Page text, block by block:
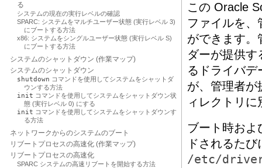
る
システムの現在の実行レベルの確認
SPARC: システムをマルチユーザー状態 (実行レベル 3)
にブートする方法
x86: システムをシングルユーザー状態 (実行レベル S)
にブートする方法
システムのシャットダウン (作業マップ)
システムのシャットダウン
shutdown コマンドを使用してシステムをシャットダ
ウンする方法
init コマンドを使用してシステムをシャットダウン状
態 (実行レベル 0) にする
init コマンドを使用してシステムをシャットダウンす
る方法
ネットワークからのシステムのブート
リブートプロセスの高速化 (作業マップ)
リブートプロセスの高速化
SPARC システムの高速リブートを開始する方法
この Oracle
ファイルを
ができます
ダーが提供
るドライバ
が、管理者
ィレクトリ
ブート時お
ドされるた
/etc/